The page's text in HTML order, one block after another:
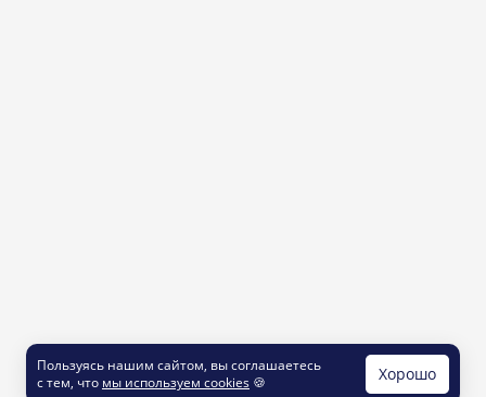
Пользуясь нашим сайтом, вы соглашаетесь
с тем, что мы используем cookies 🍪 Хорошо